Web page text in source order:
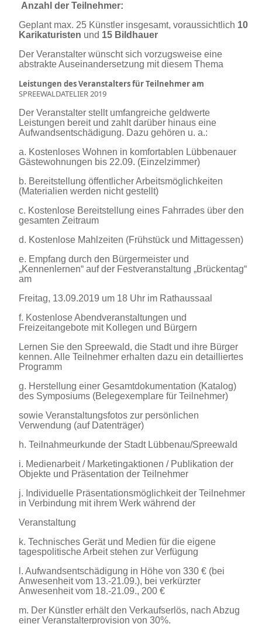
Anzahl der Teilnehmer:
Geplant max. 25 Künstler insgesamt, voraussichtlich 10
Karikaturisten und 15 Bildhauer
Der Veranstalter wünscht sich vorzugsweise eine
abstrakte Auseinandersetzung mit diesem Thema
Leistungen des Veranstalters für Teilnehmer am
SPREEWALDATELIER 2019
Der Veranstalter stellt umfangreiche geldwerte
Leistungen bereit und zahlt darüber hinaus eine
Aufwandsentschädigung. Dazu gehören u. a.:
a. Kostenloses Wohnen in komfortablen Lübbenauer
Gästewohnungen bis 22.09. (Einzelzimmer)
b. Bereitstellung öffentlicher Arbeitsmöglichkeiten
(Materialien werden nicht gestellt)
c. Kostenlose Bereitstellung eines Fahrrades über den
gesamten Zeitraum
d. Kostenlose Mahlzeiten (Frühstück und Mittagessen)
e. Empfang durch den Bürgermeister und
„Kennenlernen“ auf der Festveranstaltung „Brückentag“
am
Freitag, 13.09.2019 um 18 Uhr im Rathaussaal
f. Kostenlose Abendveranstaltungen und
Freizeitangebote mit Kollegen und Bürgern
Lernen Sie den Spreewald, die Stadt und ihre Bürger
kennen. Alle Teilnehmer erhalten dazu ein detailliertes
Programm
g. Herstellung einer Gesamtdokumentation (Katalog)
des Symposiums (Belegexemplare für Teilnehmer)
sowie Veranstaltungsfotos zur persönlichen
Verwendung (auf Datenträger)
h. Teilnahmeurkunde der Stadt Lübbenau/Spreewald
i. Medienarbeit / Marketingaktionen / Publikation der
Objekte und Präsentation der Teilnehmer
j. Individuelle Präsentationsmöglichkeit der Teilnehmer
in Verbindung mit ihrem Werk während der
Veranstaltung
k. Technisches Gerät und Medien für die eigene
tagespolitische Arbeit stehen zur Verfügung
l. Aufwandsentschädigung in Höhe von 330 € (bei
Anwesenheit vom 13.-21.09.), bei verkürzter
Anwesenheit vom 18.-21.09., 200 €
m. Der Künstler erhält den Verkaufserlös, nach Abzug
einer Veranstalterprovision von 30%.